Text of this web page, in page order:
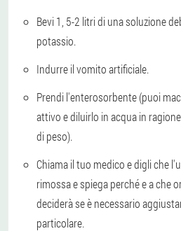
Bevi 1, 5-2 litri di una soluzione
potassio.
Indurre il vomito artificiale.
Prendi l'enterosorbente (puoi
attivo e diluirlo in acqua in
di peso).
Chiama il tuo medico e digli che
rimossa e spiega perché e a che
deciderà se è necessario
particolare.